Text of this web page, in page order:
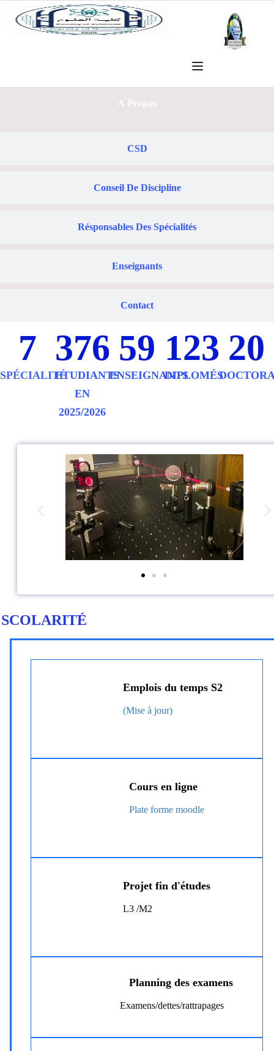
A Propos
CSD
Conseil De Discipline
Résponsables Des Spécialités
Enseignants
Contact
7
SPÉCIALITÉ
376
ETUDIANTS
EN
2025/2026
59
ENSEIGNANTS
123
DIPLOMÉS
20
SCOLARITÉ
Emplois du temps S2
(Mise à jour)
Cours en ligne
Plate forme moodle
Projet fin d'études
L3 /M2
Planning des examens
Examens/dettes/rattrapages